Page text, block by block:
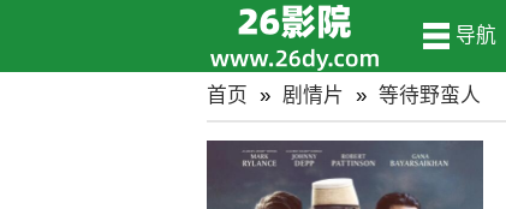
导航
首页 » 剧情片 » 等待野蛮人